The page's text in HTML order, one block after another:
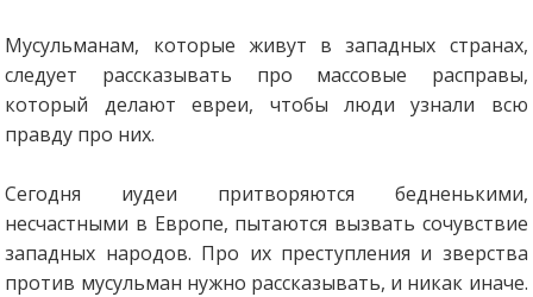
Мусульманам, которые живут в западных странах,
следует рассказывать про массовые расправы,
который делают евреи, чтобы люди узнали всю
правду про них.
Сегодня иудеи притворяются бедненькими,
несчастными в Европе, пытаются вызвать сочувствие
западных народов. Про их преступления и зверства
против мусульман нужно рассказывать, и никак иначе.